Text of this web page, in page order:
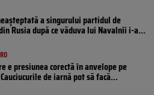
a singurului partidul de
Rusia după ce văduva lui Navalnîi i-a...
e presiunea corectă în anvelope pe
de iarnă pot să facă...